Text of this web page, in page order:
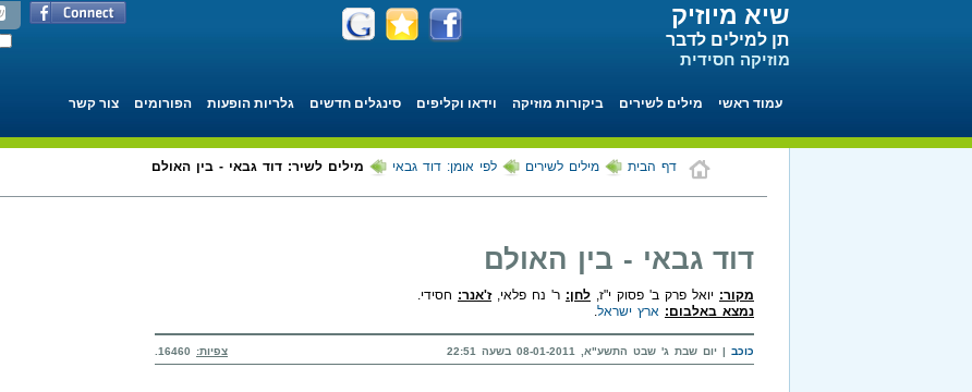
שיא מיוזיק
תן למילים לדבר
מוזיקה חסידית
עמוד ראשי מילים לשירים ביקורות מוזיקה וידאו וקליפים סינגלים חדשים גלריות הופעות הפורומים צור קשר
דף הבית מילים לשירים לפי אומן: דוד גבאי מילים לשיר: דוד גבאי - בין האולם
דוד גבאי - בין האולם
מקור: יואל פרק ב' פסוק י"ז, לחן: ר' נח פלאי,ז'אנר: חסידי.
נמצא באלבום: ארץ ישראל
כוכב | יום שבת ג' שבט התשע"א, 08-01-2011 בשעה 22:51 צפיות: